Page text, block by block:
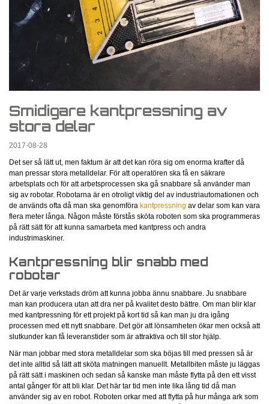
Smidigare kantpressning av
stora delar
2017-08-28
Det ser så lätt ut, men faktum är att det kan röra sig om enorma krafter då
man pressar stora metalldelar. För att operatören ska få en säkrare
arbetsplats och för att arbetsprocessen ska gå snabbare så använder man
sig av robotar. Robotarna är en otroligt viktig del av industriautomationen och
de används ofta då man ska genomföra kantpressning av delar som kan vara
flera meter långa. Någon måste förstås sköta roboten som ska programmeras
på rätt sätt för att kunna samarbeta med kantpress och andra
industrimaskiner.
Kantpressning blir snabb med
robotar
Det är varje verkstads dröm att kunna jobba ännu snabbare. Ju snabbare
man kan producera utan att dra ner på kvalitet desto bättre. Om man blir klar
med kantpressning för ett projekt på kort tid så kan man ju dra igång
processen med ett nytt snabbare. Det gör att lönsamheten ökar men också att
slutkunder kan få leveranstider som är attraktiva och till stor hjälp.
När man jobbar med stora metalldelar som ska böjas till med pressen så är
det inte alltid så lätt att sköta matningen manuellt. Metallbiten måste ju läggas
på rätt sätt i maskinen och sedan så kanske man måste flytta på den ett visst
antal gånger för att bli klar. Det här tar tid men inte lika lång tid då man
använder sig av en robot. Roboten orkar med att flytta på hur många ark som